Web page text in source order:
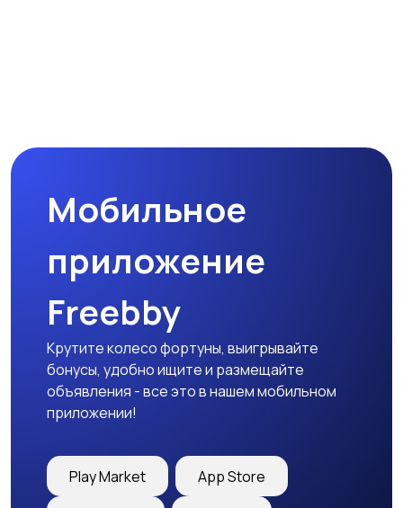
Трикотаж Спортивная одежда
Футболки и топы
одежда
Мобильное
приложение
Freebby
Крутите колесо фортуны, выигрывайте
бонусы, удобно ищите и размещайте
объявления - все это в нашем мобильном
приложении!
Play Market App Store